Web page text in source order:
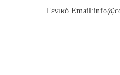
Γενικό Email: